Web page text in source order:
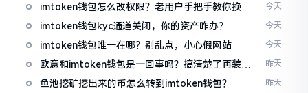
imtoken钱包怎么改权限？老用户手把手教你换主
人
今天
imtoken钱包kyc通道关闭，你的资产咋办？ 今天
imtoken钱包唯一在哪？别乱点，小心假网站 今天
欧意和imtoken钱包是一回事吗？搞清楚了再装钱
包
昨天
鱼池挖矿挖出来的币怎么转到imtoken钱包？ 昨天